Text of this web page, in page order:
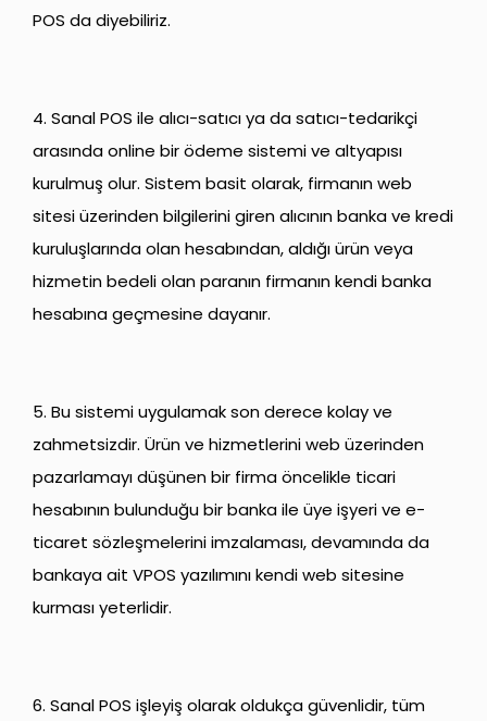
POS da diyebiliriz.
4. Sanal POS ile alıcı-satıcı ya da satıcı-tedarikçi
arasında online bir ödeme sistemi ve altyapısı
kurulmuş olur. Sistem basit olarak, firmanın web
sitesi üzerinden bilgilerini giren alıcının banka ve kredi
kuruluşlarında olan hesabından, aldığı ürün veya
hizmetin bedeli olan paranın firmanın kendi banka
hesabına geçmesine dayanır.
5. Bu sistemi uygulamak son derece kolay ve
zahmetsizdir. Ürün ve hizmetlerini web üzerinden
pazarlamayı düşünen bir firma öncelikle ticari
hesabının bulunduğu bir banka ile üye işyeri ve e-
ticaret sözleşmelerini imzalaması, devamında da
bankaya ait VPOS yazılımını kendi web sitesine
kurması yeterlidir.
6. Sanal POS işleyiş olarak oldukça güvenlidir, tüm